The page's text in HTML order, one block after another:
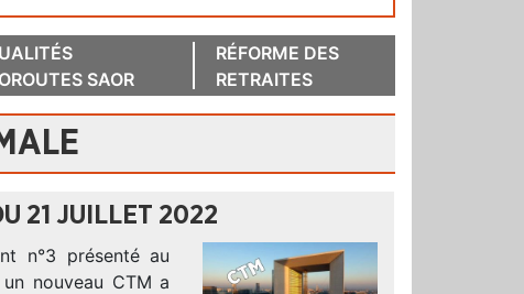
SAOR
RÉFORME DES
RETRAITES
21 JUILLET 2022
n°3 présenté au
nouveau CTM a